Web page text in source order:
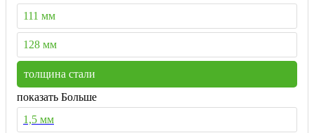
111 мм
128 мм
толщина стали
показать Больше
1,5 мм